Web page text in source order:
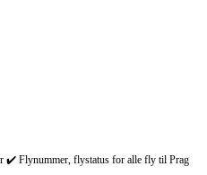
✔️ Flynummer, flystatus for alle fly til Prag